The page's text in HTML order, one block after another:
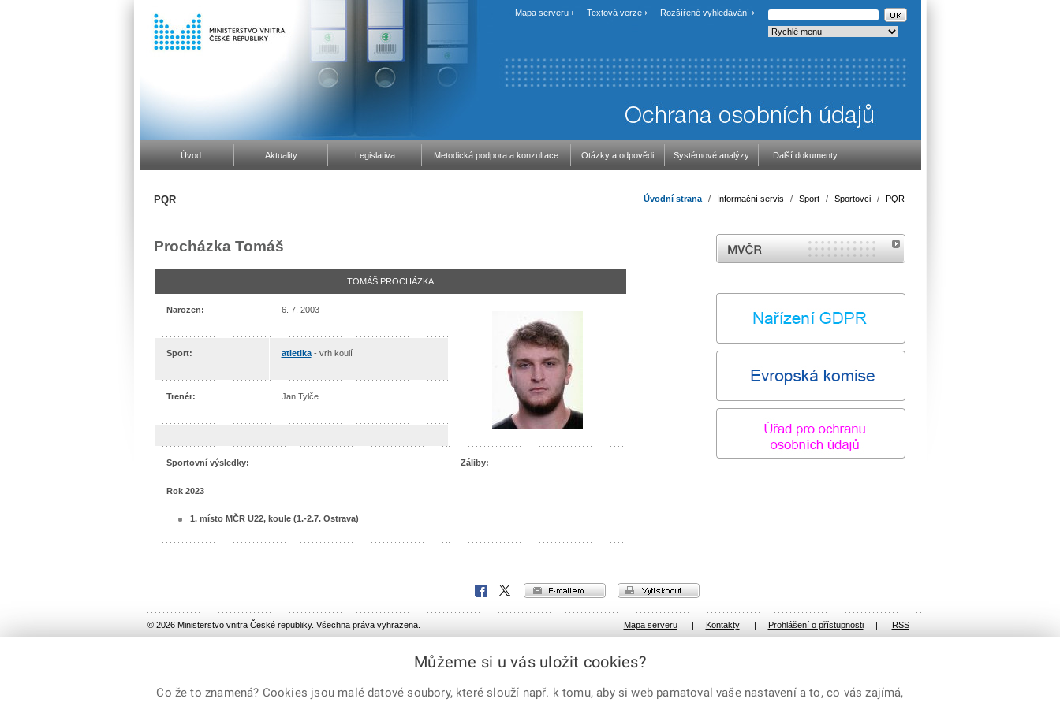
Mapa serveru Textová verze Rozšířené vyhledávání
Úvod Aktuality Legislativa Metodická podpora a konzultace Otázky a odpovědi Systémové analýzy Další dokumenty
Úvodní strana / Informační servis / Sport / Sportovci / PQR
PQR
Procházka Tomáš
TOMÁŠ PROCHÁZKA
Narozen: 6. 7. 2003
Sport: atletika- vrh koulí
Trenér: Jan Tylče
Sportovní výsledky:
Rok 2023
1. místo MČR U22, koule (1.-2.7. Ostrava)
Záliby:
vytisknout
e-mailem
X
Facebook
MVČR
© 2026 Ministerstvo vnitra České republiky. Všechna práva vyhrazena. Mapa serveru | Kontakty | Prohlášení o přístupnosti | RSS
Můžeme si u vás uložit cookies?
Co že to znamená? Cookies jsou malé datové soubory, které slouží např. k tomu, aby si web pamatoval vaše nastavení a to, co vás zajímá,